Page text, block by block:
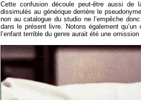
Cette confusion découle peut-être aussi de
dissimulés au générique derrière le
non au catalogue du studio ne l’empêche
dans le présent livre. Notons également qu’un
l’enfant terrible du genre aurait été une